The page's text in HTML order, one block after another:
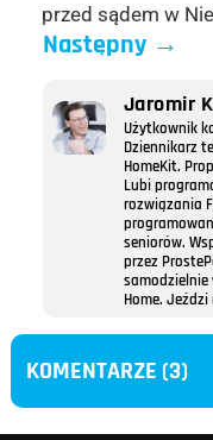
przed sądem w
Następny→
Jaromir
Użytkownik
Dziennikarz
HomeKit.
Lubi
rozwiązania
seniorów.
przez
Home. Jeździ
KOMENTARZE (3)